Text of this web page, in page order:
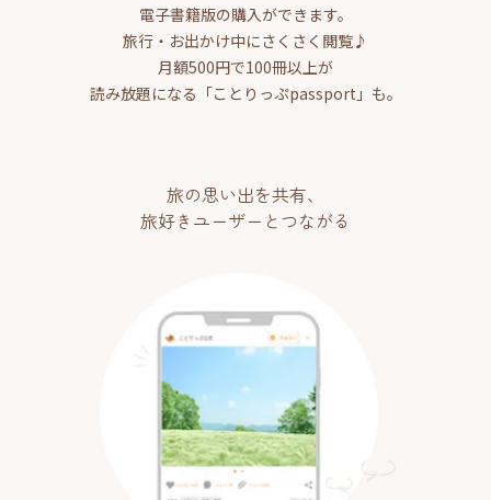
電子書籍版の購入ができます。
旅行・お出かけ中にさくさく閲覧♪
月額500円で100冊以上が
読み放題になる「ことりっぷpassport」も。
旅の思い出を共有、
旅好きユーザーとつながる